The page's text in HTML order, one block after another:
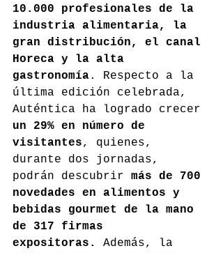
10.000 profesionales de la
industria alimentaria, la
gran distribución, el canal
Horeca y la alta
gastronomía. Respecto a la
última edición celebrada,
Auténtica ha logrado crecer
un 29% en número de
visitantes, quienes,
durante dos jornadas,
podrán descubrir más de 700
novedades en alimentos y
bebidas gourmet de la mano
de 317 firmas
expositoras.
Además, la